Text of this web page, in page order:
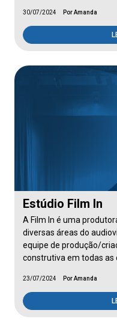
30/07/2024 Por Amanda
Estúdio Film In
A Film In é uma
diversas áreas do
equipe de produção/
construtiva em todas as
23/07/2024 Por Amanda